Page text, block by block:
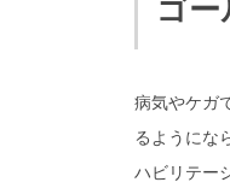
ゴ
病気やケガ
るようにな
ハビリテー